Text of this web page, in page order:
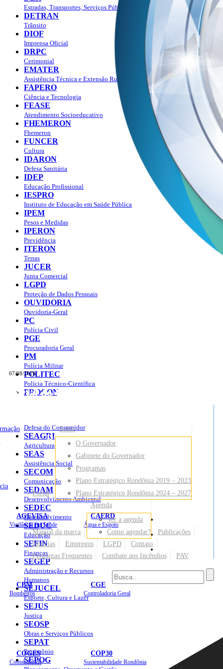
07/08/2026
Portal do Governo do
Rondônia
AGEVISA
Vigilância em Saúde
CAERD
Água e Esgoto
CBM
Bombeiros
CGE
Controladoria Geral
COGES
Contabilidade
COP30
Sustentabilidade Rondônia
Sites
Portal
Sobre
O Governador
Gabinete do Governador
Programas
Plano Estratégico Rondônia 2019 – 2023
Plano Estratégico Rondônia 2024 – 2027
Manual da marca
Agenda
Ver a agenda
Como agendar?
Publicações
Notícias
Empregos LGPD
Contato
Perguntas Frequentes
Combate aos Incêndios PAV
Estradas, Transportes, Serviços Públicos
DETRAN
Trânsito
DIOF
Imprensa Oficial
DRPC
Cerimonial
EMATER
Assistência Técnica e Extensão Rural
FAPERO
Ciência e Tecnologia
FEASE
Atendimento Socioeducativo
FHEMERON
Fhemeron
FUNCER
Cultura
IDARON
Defesa Sanitária
IDEP
Educação Profissional
IESPRO
Instituto de Educação em Saúde Pública
IPEM
Pesos e Medidas
IPERON
Previdência
ITERON
Terras
JUCER
Junta Comercial
LGPD
Proteção de Dados Pessoais
OUVIDORIA
Ouvidoria-Geral
PC
Polícia Civil
PGE
Procuradoria Geral
PM
Polícia Militar
POLITEC
Polícia Técnico-Científica
PROCON
Defesa do Consumidor
SEAGRI
Agricultura
SEAS
Assistência Social
SECOM
Comunicação
SEDAM
Desenvolvimento Ambiental
SEDEC
Desenvolvimento
SEDUC
Educação
SEFIN
Finanças
SEGEP
Administração e Recursos
Humanos
SEJUCEL
Esporte, Cultura e Lazer
SEJUS
Justiça
SEOSP
Obras e Serviços Públicos
SEPAT
Patrimônio
SEPOG